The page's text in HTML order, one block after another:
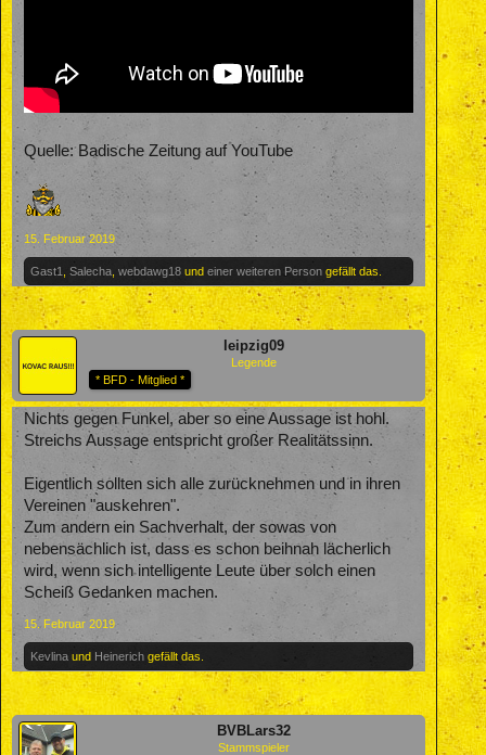
Quelle: Badische Zeitung auf YouTube
15. Februar 2019
Gast1 Salecha webdawg18 und einer weiteren Person gefällt das.
leipzig09
Legende
* BFD - Mitglied *
Nichts gegen Funkel, aber so eine Aussage ist hohl.
Streichs Aussage entspricht großer Realitätssinn.
Eigentlich sollten sich alle zurücknehmen und in ihren
Vereinen "auskehren".
Zum andern ein Sachverhalt, der sowas von
nebensächlich ist, dass es schon beihnah lächerlich
wird, wenn sich intelligente Leute über solch einen
Scheiß Gedanken machen.
15. Februar 2019
Kevlina und Heinerich gefällt das.
BVBLars32
Stammspieler